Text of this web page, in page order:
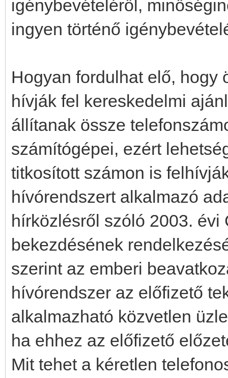
igénybevételéről,
ingyen történő
Hogyan fordulhat elő, hogy
hívják fel kereskedelmi
állítanak össze
számítógépei, ezért
titkosított számon is
hívórendszert alkalmazó
hírközlésről szóló 2003. évi
bekezdésének
szerint az emberi
hívórendszer az előfizető
alkalmazható közvetlen
ha ehhez az előfizető
Mit tehet a kéretlen